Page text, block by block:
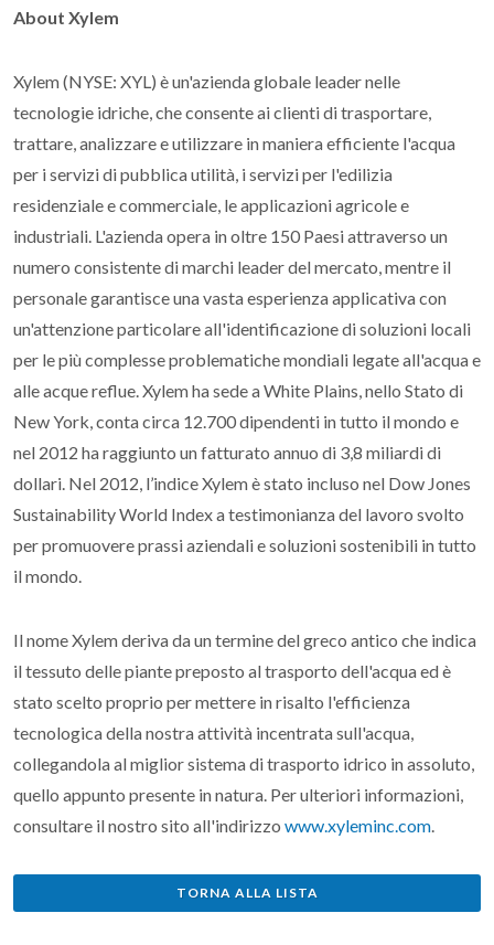
About Xylem
Xylem (NYSE: XYL) è un'azienda globale leader nelle
tecnologie idriche, che consente ai clienti di trasportare,
trattare, analizzare e utilizzare in maniera efficiente l'acqua
per i servizi di pubblica utilità, i servizi per l'edilizia
residenziale e commerciale, le applicazioni agricole e
industriali. L'azienda opera in oltre 150 Paesi attraverso un
numero consistente di marchi leader del mercato, mentre il
personale garantisce una vasta esperienza applicativa con
un'attenzione particolare all'identificazione di soluzioni locali
per le più complesse problematiche mondiali legate all'acqua e
alle acque reflue. Xylem ha sede a White Plains, nello Stato di
New York, conta circa 12.700 dipendenti in tutto il mondo e
nel 2012 ha raggiunto un fatturato annuo di 3,8 miliardi di
dollari. Nel 2012, l’indice Xylem è stato incluso nel Dow Jones
Sustainability World Index a testimonianza del lavoro svolto
per promuovere prassi aziendali e soluzioni sostenibili in tutto
il mondo.
Il nome Xylem deriva da un termine del greco antico che indica
il tessuto delle piante preposto al trasporto dell'acqua ed è
stato scelto proprio per mettere in risalto l'efficienza
tecnologica della nostra attività incentrata sull'acqua,
collegandola al miglior sistema di trasporto idrico in assoluto,
quello appunto presente in natura. Per ulteriori informazioni,
consultare il nostro sito all'indirizzo www.xyleminc.com.
TORNA ALLA LISTA